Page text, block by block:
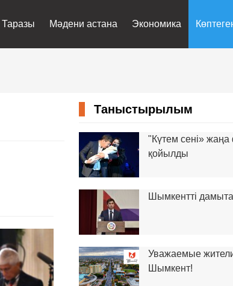
Таразы Мәдени астана Экономика
Таныстырылым
"Күтем сені»
қойылды
Шымкентті
Уважаемые
Шымкент!